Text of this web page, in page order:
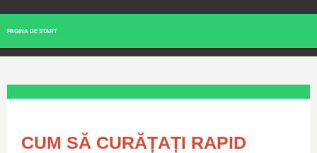
PAGINA DE START
CUM SĂ CURĂȚAȚI RAPID